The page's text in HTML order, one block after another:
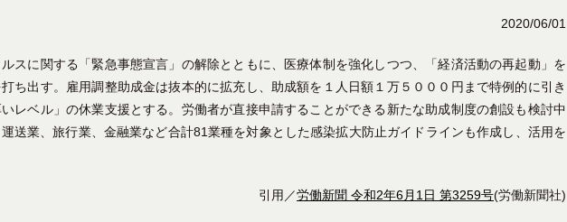
2020/06/01
スに関する「緊急事態宣言」の解除とともに、医療体制を強化しつつ、「経済活動の再起動」を
ち出す。雇用調整助成金は抜本的に拡充し、助成額を１人日額１万５０００円まで特例的に引き
いレベル」の休業支援とする。労働者が直接申請することができる新たな助成制度の創設も検討中
送業、旅行業、金融業など合計81業種を対象とした感染拡大防止ガイドラインも作成し、活用を
引用／労働新聞 令和2年6月1日 第3259号(労働新聞社)